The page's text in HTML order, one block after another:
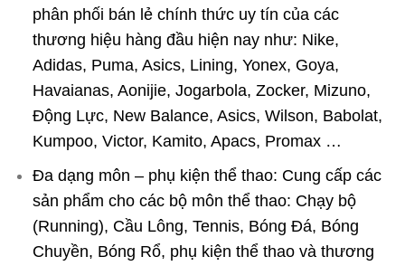
phân phối bán lẻ chính thức uy tín của các
thương hiệu hàng đầu hiện nay như: Nike,
Adidas, Puma, Asics, Lining, Yonex, Goya,
Havaianas, Aonijie, Jogarbola, Zocker, Mizuno,
Động Lực, New Balance, Asics, Wilson, Babolat,
Kumpoo, Victor, Kamito, Apacs, Promax …
Đa dạng môn – phụ kiện thể thao: Cung cấp các
sản phẩm cho các bộ môn thể thao: Chạy bộ
(Running), Cầu Lông, Tennis, Bóng Đá, Bóng
Chuyền, Bóng Rổ, phụ kiện thể thao và thương